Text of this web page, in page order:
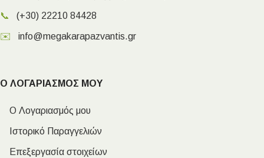
📞 (+30) 22210 84428
✉️ info@megakarapazvantis.gr
Ο ΛΟΓΑΡΙΑΣΜΟΣ ΜΟΥ
Ο Λογαριασμός μου
Ιστορικό Παραγγελιών
Επεξεργασία στοιχείων